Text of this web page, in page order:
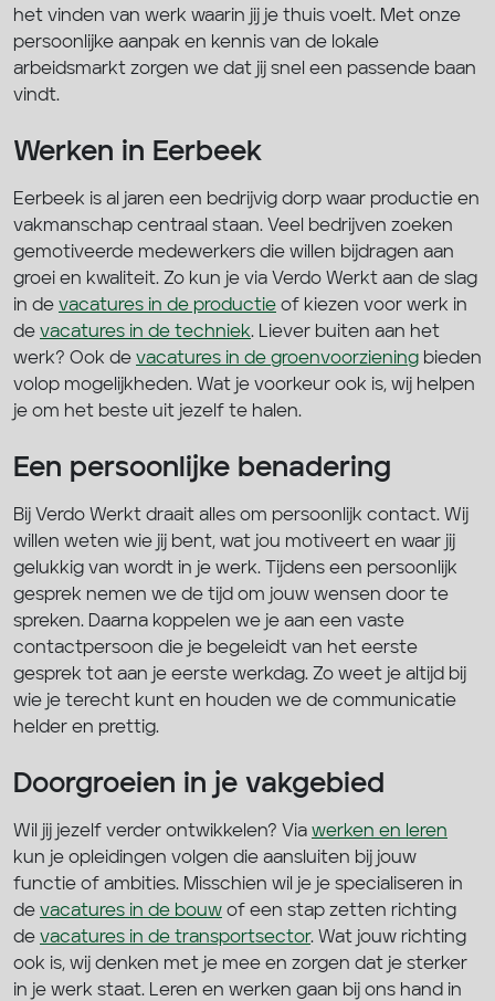
het vinden van werk waarin jij je thuis voelt. Met onze
persoonlijke aanpak en kennis van de lokale
arbeidsmarkt zorgen we dat jij snel een passende baan
vindt.
Werken in Eerbeek
Eerbeek is al jaren een bedrijvig dorp waar productie en
vakmanschap centraal staan. Veel bedrijven zoeken
gemotiveerde medewerkers die willen bijdragen aan
groei en kwaliteit. Zo kun je via Verdo Werkt aan de slag
in de vacatures in de productie of kiezen voor werk in
de vacatures in de techniek. Liever buiten aan het
werk? Ook de vacatures in de groenvoorziening bieden
volop mogelijkheden. Wat je voorkeur ook is, wij helpen
je om het beste uit jezelf te halen.
Een persoonlijke benadering
Bij Verdo Werkt draait alles om persoonlijk contact. Wij
willen weten wie jij bent, wat jou motiveert en waar jij
gelukkig van wordt in je werk. Tijdens een persoonlijk
gesprek nemen we de tijd om jouw wensen door te
spreken. Daarna koppelen we je aan een vaste
contactpersoon die je begeleidt van het eerste
gesprek tot aan je eerste werkdag. Zo weet je altijd bij
wie je terecht kunt en houden we de communicatie
helder en prettig.
Doorgroeien in je vakgebied
Wil jij jezelf verder ontwikkelen? Via werken en leren
kun je opleidingen volgen die aansluiten bij jouw
functie of ambities. Misschien wil je je specialiseren in
de vacatures in de bouw of een stap zetten richting
de vacatures in de transportsector. Wat jouw richting
ook is, wij denken met je mee en zorgen dat je sterker
in je werk staat. Leren en werken gaan bij ons hand in